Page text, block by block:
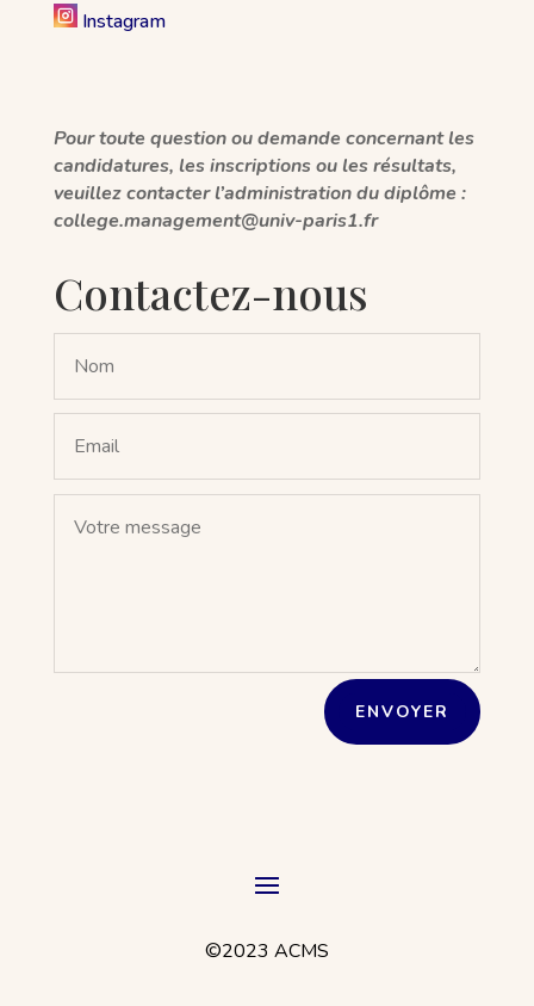
Instagram
Pour toute question ou demande concernant les
candidatures, les inscriptions ou les résultats,
veuillez contacter l’administration du diplôme :
college.management@univ-paris1.fr
Contactez-nous
ENVOYER
©2023 ACMS